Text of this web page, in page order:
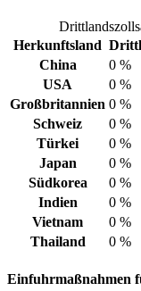
Herkunftsland
China
0 %
USA
0 %
Großbritannien 0 %
Schweiz
0 %
Türkei
0 %
Japan
0 %
Südkorea
0 %
Indien
0 %
Vietnam
0 %
Thailand
0 %
Einfuhrmaßnahmen